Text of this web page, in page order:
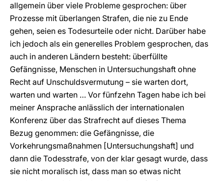
allgemein über viele Probleme gesprochen: über
Prozesse mit überlangen Strafen, die nie zu Ende
gehen, seien es Todesurteile oder nicht. Darüber habe
ich jedoch als ein generelles Problem gesprochen, das
auch in anderen Ländern besteht: überfüllte
Gefängnisse, Menschen in Untersuchungshaft ohne
Recht auf Unschuldsvermutung – sie warten dort,
warten und warten … Vor fünfzehn Tagen habe ich bei
meiner Ansprache anlässlich der internationalen
Konferenz über das Strafrecht auf dieses Thema
Bezug genommen: die Gefängnisse, die
Vorkehrungsmaßnahmen [Untersuchungshaft] und
dann die Todesstrafe, von der klar gesagt wurde, dass
sie nicht moralisch ist, dass man so etwas nicht